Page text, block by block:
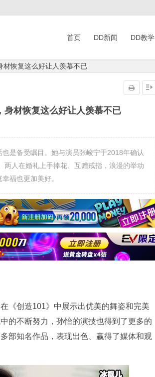
首页 DD新闻 DD教学
材恢复这么好让人羡慕不已
身材恢复这么好让人羡慕不已
是备受瞩目。她与演员张峻宁于2018年确认
人在婚礼上手捧花、互赠戒指，浪漫的举动
福也更加美好。
《创造101》中展示出优美的舞姿和完美
的不断努力，孙怡的演技也得到了更多的
部知名作品，表现出色、赢得了媒体和观